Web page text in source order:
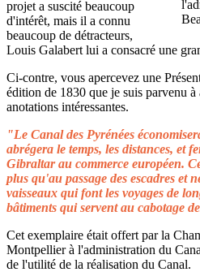
projet a suscité beaucoup
d'intérêt, mais il a connu
beaucoup de détracteurs,
Louis Galabert lui a consacré une
Ci-contre, vous apercevez une
édition de 1830 que je suis parvenu
anotations intéressantes.
"Le Canal des Pyrénées
abrégera le temps, les distances, et
Gibraltar au commerce européen.
plus qu'au passage des escadres et
vaisseaux qui font les voyages de
bâtiments qui servent au cabotage
Cet exemplaire était offert par la
Montpellier à l'administration du
de l'utilité de la réalisation du Canal.